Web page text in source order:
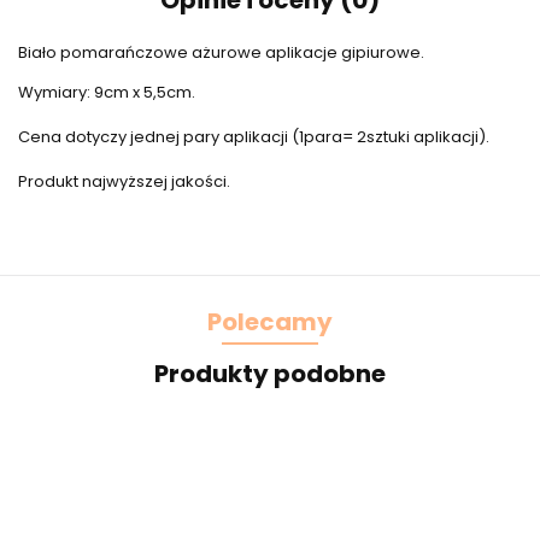
Biało pomarańczowe ażurowe aplikacje gipiurowe.
Wymiary: 9cm x 5,5cm.
Cena dotyczy jednej pary aplikacji (1para= 2sztuki aplikacji).
Produkt najwyższej jakości.
Polecamy
Produkty podobne